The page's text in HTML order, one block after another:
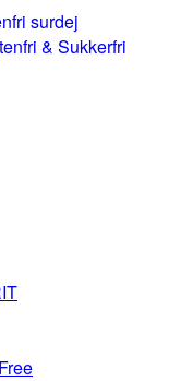
surdej
& Sukkerfri